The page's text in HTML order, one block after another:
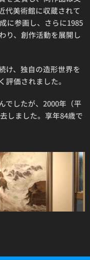
代美術館に収蔵されて
に参画し、さらに1985
り、創作活動を展開し
け、独自の造形世界を
価されました。
でしたが、2000年（平
しました。享年84歳で